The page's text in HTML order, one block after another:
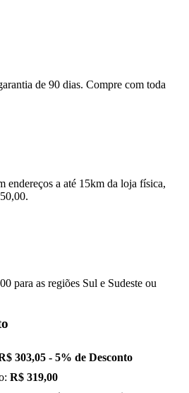
de 90 dias. Compre com toda
endereços a até 15km da loja física,
para as regiões Sul e Sudeste ou
303,05 - 5% de Desconto
R$ 319,00